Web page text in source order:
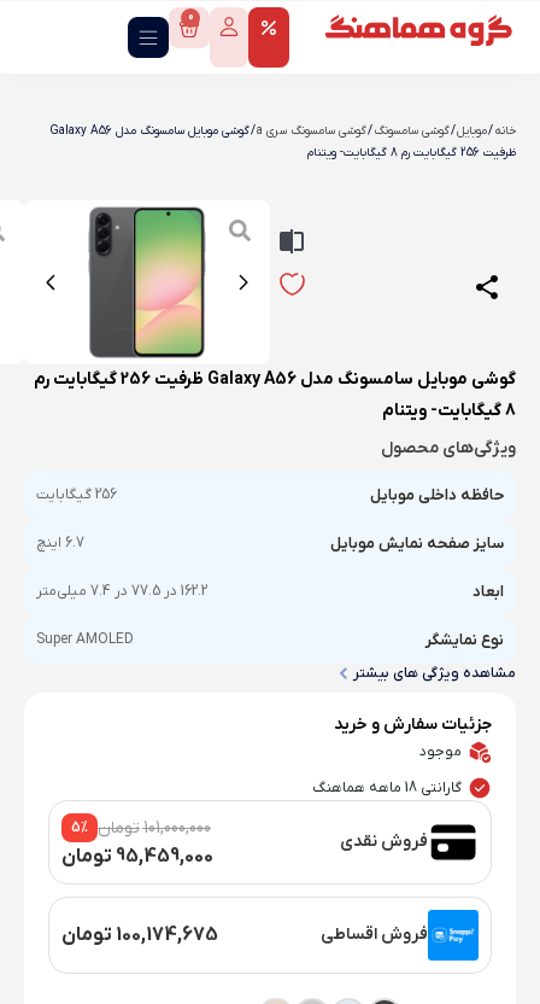
0
خانه/موبایل/گوشی سامسونگ/گوشی سامسونگ سری a
/ گوشی موبایل سامسونگ مدل Galaxy A56
ظرفیت 256 گیگابایت رم 8 گیگابایت- ویتنام
گوشی موبایل سامسونگ مدل Galaxy A56 ظرفیت 256 گیگابایت رم
8 گیگابایت- ویتنام
ویژگی‌های محصول
حافظه داخلی موبایل 256 گیگابایت
سایز صفحه نمایش موبایل 6.7 اینچ
ابعاد 162.2 در 77.5 در 7.4 میلی‌متر
نوع نمایشگر
Super AMOLED
مشاهده ویژگی های بیشتر
جزئیات سفارش و خرید
موجود
گارانتی 18 ماهه هماهنگ
فروش نقدی
101,000,000تومان 5%
95,459,000 تومان
فروش اقساطی 100,174,675 تومان